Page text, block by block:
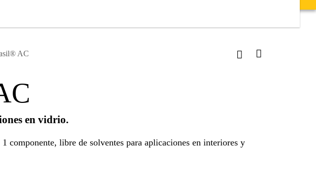
AC
en vidrio.
componente, libre de solventes para aplicaciones en interiores y